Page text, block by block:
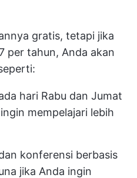
gratis, tetapi jika
per tahun, Anda akan
hari Rabu dan Jumat
mempelajari lebih
konferensi berbasis
jika Anda ingin